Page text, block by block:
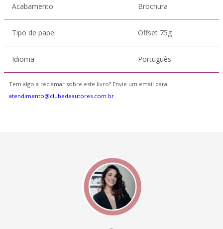
Acabamento Brochura
Tipo de papel Offset 75g
Idioma Português
Tem algo a reclamar sobre este livro? Envie um email para
atendimento@clubedeautores.com.br